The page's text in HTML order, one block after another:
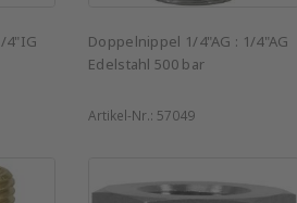
4"IG
Doppelnippel 1/4"AG : 1/4"AG
Edelstahl 500 bar
Artikel-Nr.: 57049